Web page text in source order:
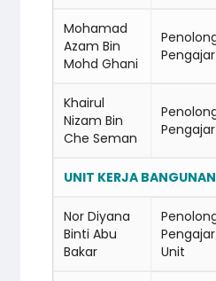
Mohamad
Azam Bin
Mohd Ghani
Khairul
Nizam Bin
Che Seman
Pengajar
UNIT KERJA
Nor Diyana
Binti Abu
Bakar
Unit